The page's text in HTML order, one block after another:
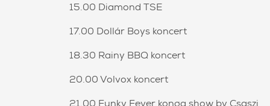
15.00 Diamond TSE
17.00 Dollár Boys koncert
18.30 Rainy BBQ koncert
20.00 Volvox koncert
21.00 Funky Fever konga show by Csaszi